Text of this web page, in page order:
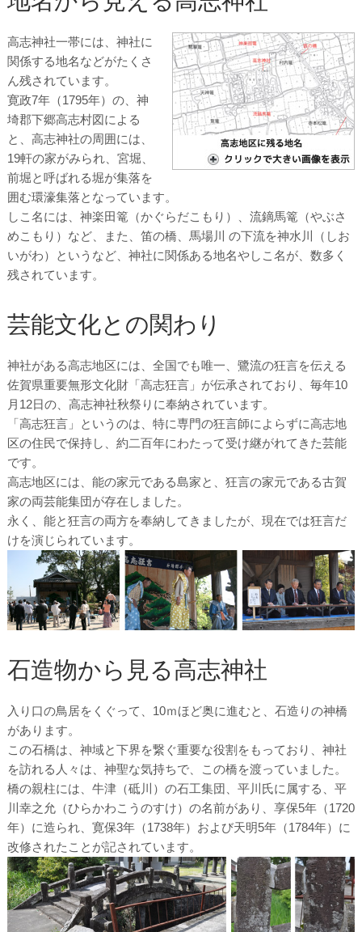
高志神社一帯には、神社に
関係する地名などがたくさ
ん残されています。
寛政7年（1795年）の、神
埼郡下郷高志村図による
と、高志神社の周囲には、
19軒の家がみられ、宮堀、
前堀と呼ばれる堀が集落を
囲む環濠集落となっています。
しこ名には、神楽田篭（かぐらだこもり）、流鏑馬篭（やぶさ
めこもり）など、また、笛の橋、馬場川 の下流を神水川（しお
いがわ）というなど、神社に関係ある地名やしこ名が、数多く
残されています。
芸能文化との関わり
神社がある高志地区には、全国でも唯一、鷺流の狂言を伝える
佐賀県重要無形文化財「高志狂言」が伝承されており、毎年10
月12日の、高志神社秋祭りに奉納されています。
「高志狂言」というのは、特に専門の狂言師によらずに高志地
区の住民で保持し、約二百年にわたって受け継がれてきた芸能
です。
高志地区には、能の家元である島家と、狂言の家元である古賀
家の両芸能集団が存在しました。
永く、能と狂言の両方を奉納してきましたが、現在では狂言だ
けを演じられています。
石造物から見る高志神社
入り口の鳥居をくぐって、10ｍほど奥に進むと、石造りの神橋
があります。
この石橋は、神域と下界を繋ぐ重要な役割をもっており、神社
を訪れる人々は、神聖な気持ちで、この橋を渡っていました。
橋の親柱には、牛津（砥川）の石工集団、平川氏に属する、平
川幸之允（ひらかわこうのすけ）の名前があり、享保5年（1720
年）に造られ、寛保3年（1738年）および天明5年（1784年）に
改修されたことが記されています。